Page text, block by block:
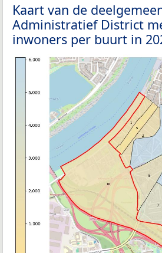
Kaart van de
Administratief District
inwoners per buurt in